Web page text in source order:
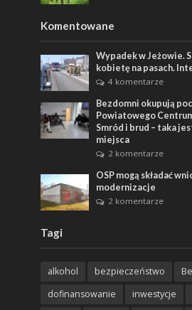
Komentowane
Wypadek w Jeżowie.
kobietę na pasach.
4 komentarze
Bezdomni okupują
Powiatowego
Smród i brud – taka
miejsca
2 komentarze
OSP mogą składać
modernizacje
2 komentarze
Tagi
alkohol bezpieczeństwo
dofinansowanie
inwestycje